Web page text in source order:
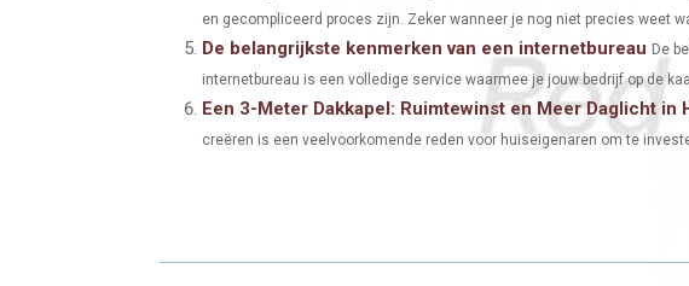
en gecompliceerd proces zijn. Zeker wanneer je nog niet precies weet
De belangrijkste kenmerken van een internetbureau De
internetbureau is een volledige service waarmee je jouw bedrijf op de
Een 3-Meter Dakkapel: Ruimtewinst en Meer Daglicht in
creëren is een veelvoorkomende reden voor huiseigenaren om te